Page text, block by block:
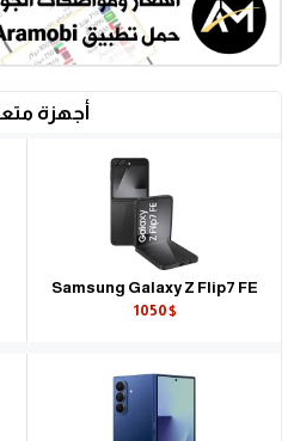
أجهزة
Samsung Galaxy Z Flip7 FE
1050$